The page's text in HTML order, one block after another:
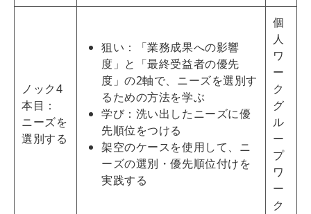
ノック4
本目：
ニーズを
選別する
狙い：「業務成果への影響
度」と「最終受益者の優先
度」の2軸で、ニーズを選別す
るための方法を学ぶ
学び：洗い出したニーズに優
先順位をつける
架空のケースを使用して、ニ
ーズの選別・優先順位付けを
実践する
個
人
ワ
ー
ク
グ
ル
ー
プ
ワ
ー
ク